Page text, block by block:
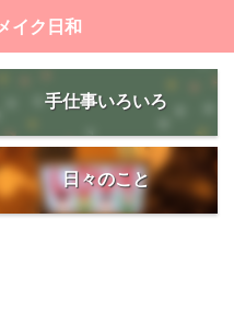
イク日和
手仕事いろいろ
日々のこと